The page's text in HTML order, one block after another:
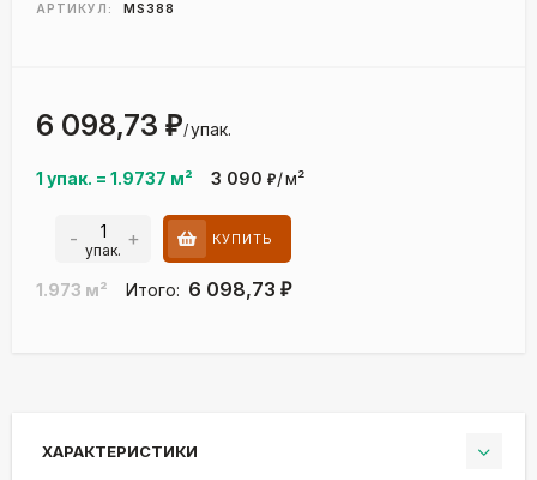
АРТИКУЛ: MS388
1 упак. = 1.9737 м² 3 090 ₽/м²
6 098,73 ₽/упак.
- упак. + КУПИТЬ
1.973 м² Итого: 6 098,73 ₽
ХАРАКТЕРИСТИКИ